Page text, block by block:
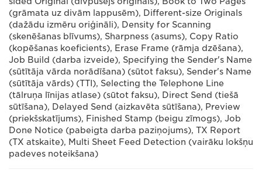
(grāmata uz divām lappusēm), Different-size Originals
(dažādu izmēru oriģināli), Density for Scanning
(skenēšanas blīvums), Sharpness (asums), Copy Ratio
(kopēšanas koeficients), Erase Frame (rāmja dzēšana),
Job Build (darba izveide), Specifying the Sender's Name
(sūtītāja vārda norādīšana) (sūtot faksu), Sender's Name
(sūtītāja vārds) (TTI), Selecting the Telephone Line
(tālruņa līnijas atlase) (sūtot faksu), Direct Send (tiešā
sūtīšana), Delayed Send (aizkavēta sūtīšana), Preview
(priekšskatījums), Finished Stamp (beigu zīmogs), Job
Done Notice (pabeigta darba paziņojums), TX Report
(TX atskaite), Multi Sheet Feed Detection (vairāku lokšņu
padeves noteikšana)